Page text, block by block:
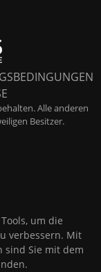
Alle anderen
Besitzer.
um die
verbessern. Mit
sind Sie mit dem